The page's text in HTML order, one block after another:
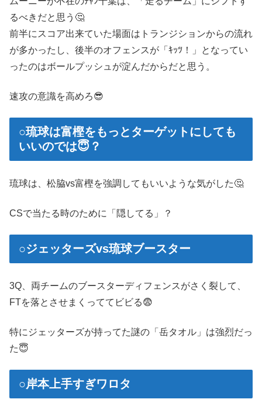
るべきだと思う🤔
前半にスコア出来ていた場面はトランジションからの流れ
が多かったし、後半のオフェンスが「ｷｯﾂ！」となってい
ったのはボールプッシュが淀んだからだと思う。
速攻の意識を高めろ😎
○琉球は富樫をもっとターゲットにしても
いいのでは😇？
琉球は、松脇vs富樫を強調してもいいような気がした🤔
CSで当たる時のために「隠してる」？
○ジェッターズvs琉球ブースター
3Q、両チームのブースターディフェンスがさく裂して、
FTを落とさせまくっててビビる😨
特にジェッターズが持ってた謎の「岳タオル」は強烈だっ
た😇
○岸本上手すぎワロタ